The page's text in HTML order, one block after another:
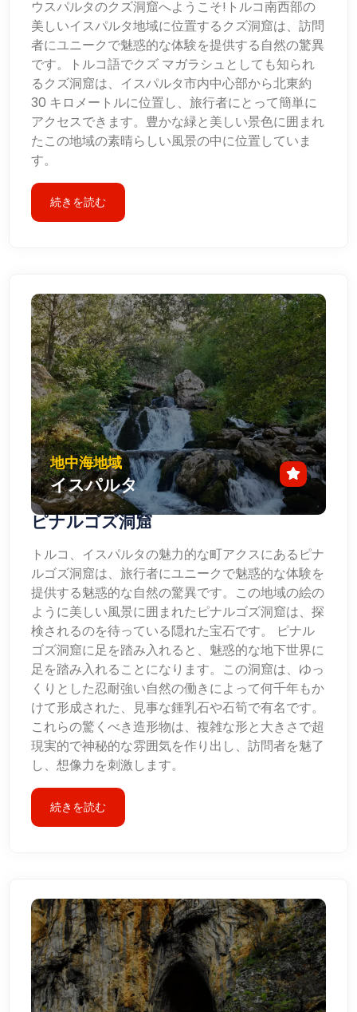
ウスパルタのクズ洞窟へようこそ!トルコ南西部の
美しいイスパルタ地域に位置するクズ洞窟は、訪問
者にユニークで魅惑的な体験を提供する自然の驚異
です。トルコ語でクズ マガラシュとしても知られ
るクズ洞窟は、イスパルタ市内中心部から北東約
30 キロメートルに位置し、旅行者にとって簡単に
アクセスできます。豊かな緑と美しい景色に囲まれ
たこの地域の素晴らしい風景の中に位置していま
す。
続きを読む
地中海地域
イスパルタ
ピナルゴズ洞窟
トルコ、イスパルタの魅力的な町アクスにあるピナ
ルゴズ洞窟は、旅行者にユニークで魅惑的な体験を
提供する魅惑的な自然の驚異です。この地域の絵の
ように美しい風景に囲まれたピナルゴズ洞窟は、探
検されるのを待っている隠れた宝石です。 ピナル
ゴズ洞窟に足を踏み入れると、魅惑的な地下世界に
足を踏み入れることになります。この洞窟は、ゆっ
くりとした忍耐強い自然の働きによって何千年もか
けて形成された、見事な鍾乳石や石筍で有名です。
これらの驚くべき造形物は、複雑な形と大きさで超
現実的で神秘的な雰囲気を作り出し、訪問者を魅了
し、想像力を刺激します。
続きを読む